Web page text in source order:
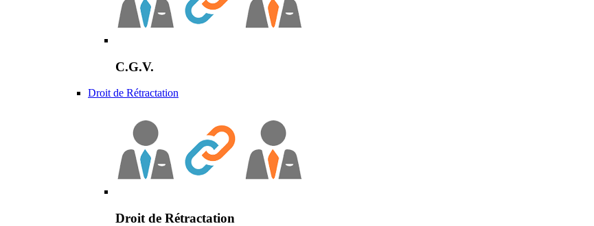
C.G.V.
Droit de Rétractation
Droit de Rétractation